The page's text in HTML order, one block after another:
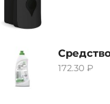
172.30 ₽